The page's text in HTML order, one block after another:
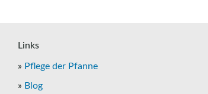
Links
» Pflege der Pfanne
» Blog